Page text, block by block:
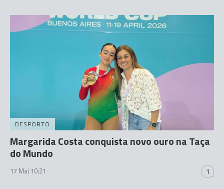
DESPORTO
Margarida Costa conquista novo ouro na Taça
do Mundo
17 Mai 10:21 1